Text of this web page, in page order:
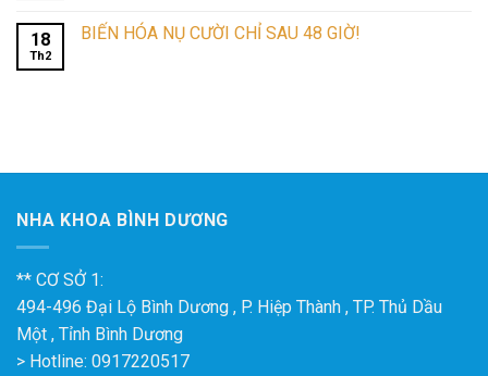
18
Th2
BIẾN HÓA NỤ CƯỜI CHỈ SAU 48 GIỜ!
NHA KHOA BÌNH DƯƠNG
** CƠ SỞ 1:
494-496 Đại Lộ Bình Dương , P. Hiệp Thành , TP. Thủ Dầu
Một , Tỉnh Bình Dương
> Hotline: 0917220517